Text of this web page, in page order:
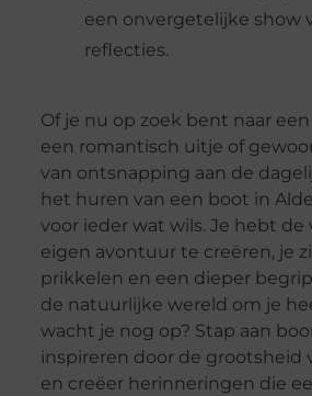
een onvergetelijke show
reflecties.
Of je nu op zoek bent naar
een romantisch uitje of
van ontsnapping aan de
het huren van een boot in
voor ieder wat wils. Je hebt de
eigen avontuur te creëren, je
prikkelen en een dieper
de natuurlijke wereld om je
wacht je nog op? Stap aan
inspireren door de grootsheid
en creëer herinneringen die